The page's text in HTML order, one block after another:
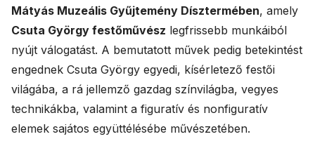
Mátyás Muzeális Gyűjtemény Dísztermében, amely
Csuta György festőművész legfrissebb munkáiból
nyújt válogatást. A bemutatott művek pedig betekintést
engednek Csuta György egyedi, kísérletező festői
világába, a rá jellemző gazdag színvilágba, vegyes
technikákba, valamint a figuratív és nonfiguratív
elemek sajátos együttélésébe művészetében.